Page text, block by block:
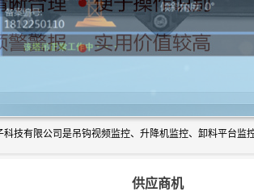
供应商机